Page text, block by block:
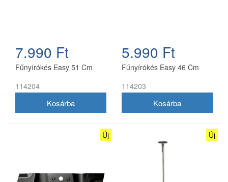
7.990 Ft
Fűnyírókés Easy 51 Cm
114204
5.990 Ft
Fűnyírókés Easy 46 Cm
114203
Új Új